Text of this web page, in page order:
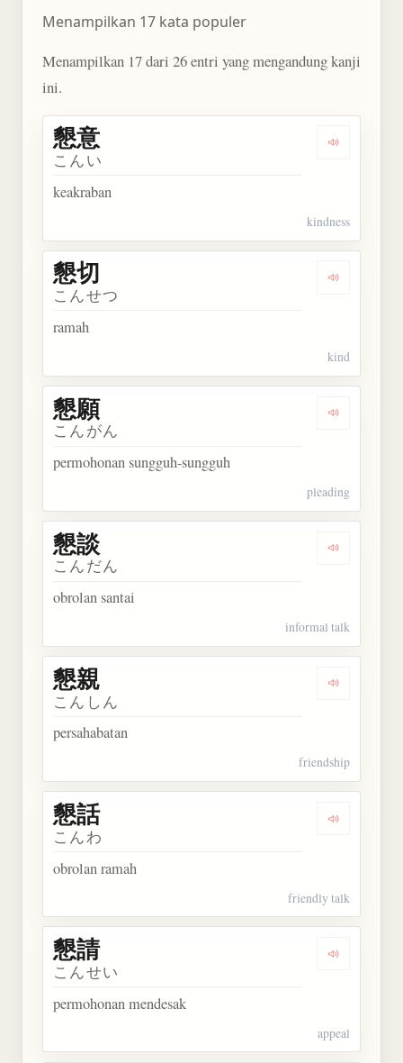
Menampilkan 17 kata populer
Menampilkan 17 dari 26 entri yang mengandung kanji
ini.
Dengarkan
懇意
こんい
keakraban
kindness
Dengarkan
懇切
こんせつ
ramah
kind
Dengarkan
懇願
こんがん
permohonan sungguh-sungguh
pleading
Dengarkan
懇談
こんだん
obrolan santai
informal talk
Dengarkan
懇親
こんしん
persahabatan
friendship
Dengarkan
懇話
こんわ
obrolan ramah
friendly talk
Dengarkan
懇請
こんせい
permohonan mendesak
appeal